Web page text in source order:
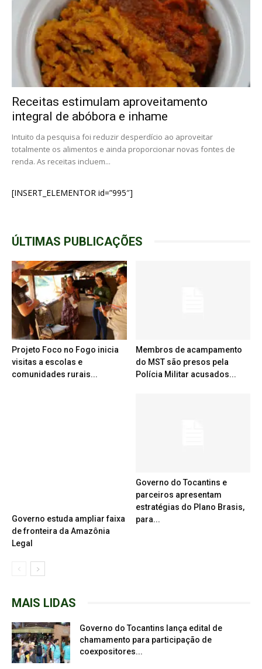
Receitas estimulam aproveitamento
integral de abóbora e inhame
Intuito da pesquisa foi reduzir desperdício ao aproveitar
totalmente os alimentos e ainda proporcionar novas fontes de
renda. As receitas incluem...
[INSERT_ELEMENTOR id=”995″]
ÚLTIMAS PUBLICAÇÕES
Projeto Foco no Fogo inicia
visitas a escolas e
comunidades rurais...
Membros de acampamento
do MST são presos pela
Polícia Militar acusados...
Governo estuda ampliar faixa
de fronteira da Amazônia
Legal
Governo do Tocantins e
parceiros apresentam
estratégias do Plano Brasis,
para...
MAIS LIDAS
Governo do Tocantins lança edital de
chamamento para participação de
coexpositores...